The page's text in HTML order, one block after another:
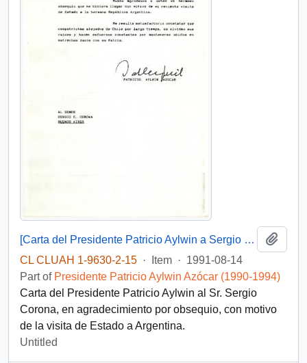
[Carta del Presidente Patricio Aylwin a Sergio Corona]
CL CLUAH 1-9630-2-15 · Item · 1991-08-14
Part of Presidente Patricio Aylwin Azócar (1990-1994)
Carta del Presidente Patricio Aylwin al Sr. Sergio
Corona, en agradecimiento por obsequio, con motivo
de la visita de Estado a Argentina.
Untitled